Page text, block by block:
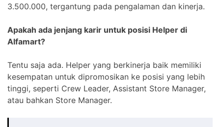
3.500.000, tergantung pada pengalaman dan kinerja.
Apakah ada jenjang karir untuk posisi Helper di
Alfamart?
Tentu saja ada. Helper yang berkinerja baik memiliki
kesempatan untuk dipromosikan ke posisi yang lebih
tinggi, seperti Crew Leader, Assistant Store Manager,
atau bahkan Store Manager.